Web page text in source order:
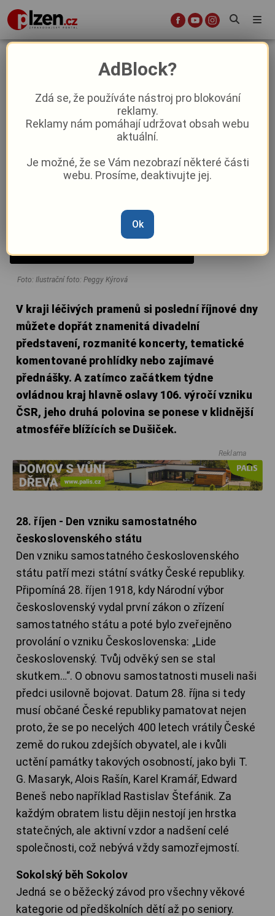
Karlovarský kraj slaví a také se
28. 10. 2024|05:30
Foto: Ilustrační foto: Peggy Kýrová
V kraji léčivých pramenů si poslední říjnové dny
můžete dopřát znamenitá divadelní
představení, rozmanité koncerty, tematické
komentované prohlídky nebo zajímavé
přednášky. A zatímco začátkem týdne
ovládnou kraj hlavně oslavy 106. výročí vzniku
ČSR, jeho druhá polovina se ponese v klidnější
atmosféře blížících se Dušiček.
Reklama
28. říjen - Den vzniku samostatného
československého státu
Den vzniku samostatného československého
státu patří mezi státní svátky České republiky.
Připomíná 28. říjen 1918, kdy Národní výbor
československý vydal první zákon o zřízení
samostatného státu a poté bylo zveřejněno
provolání o vzniku Československa: „Lide
československý. Tvůj odvěký sen se stal
skutkem…“. O obnovu samostatnosti museli naši
předci usilovně bojovat. Datum 28. října si tedy
musí občané České republiky pamatovat nejen
proto, že se po necelých 400 letech vrátily České
země do rukou zdejších obyvatel, ale i kvůli
uctění památky takových osobností, jako byli T.
G. Masaryk, Alois Rašín, Karel Kramář, Edward
Beneš nebo například Rastislav Štefánik. Za
každým obratem listu dějin nestojí jen hrstka
statečných, ale aktivní vzdor a nadšení celé
společnosti, což nebývá vždy samozřejmostí.
Sokolský běh Sokolov
Jedná se o běžecký závod pro všechny věkové
kategorie od předškolních dětí až po seniory.
AdBlock?
Zdá se, že používáte nástroj pro blokování
reklamy.
Reklamy nám pomáhají udržovat obsah webu
aktuální.
Je možné, že se Vám nezobrazí některé části
webu. Prosíme, deaktivujte jej.
Ok